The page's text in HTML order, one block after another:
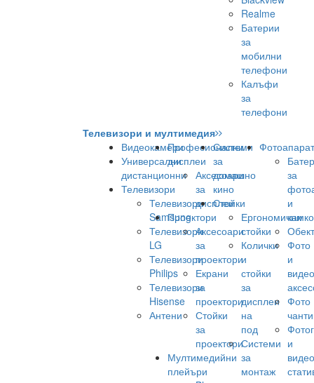
Realme
Батерии
за
мобилни
телефони
Калъфи
за
телефони
Телевизори и мултимедия
Видеокамери
Универсални
дистанционни
Телевизори
Телевизори
Samsung
Телевизори
LG
Телевизори
Philips
Телевизори
Hisense
Антени
Професионални
дисплеи
Аксесоари
за
дисплеи
Проектори
Аксесоари
за
проектори
Екрани
за
проектори
Стойки
за
проектори
Мултимедийни
плейъри
Системи
за
домашно
кино
Стойки
Ергономични
стойки
Колички
и
стойки
за
дисплеи
на
под
Системи
за
монтаж
за
и
Фото
и
видео
Фото
чанти
и
видео